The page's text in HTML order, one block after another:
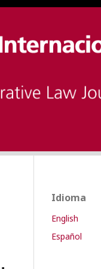
Idioma
English
Español